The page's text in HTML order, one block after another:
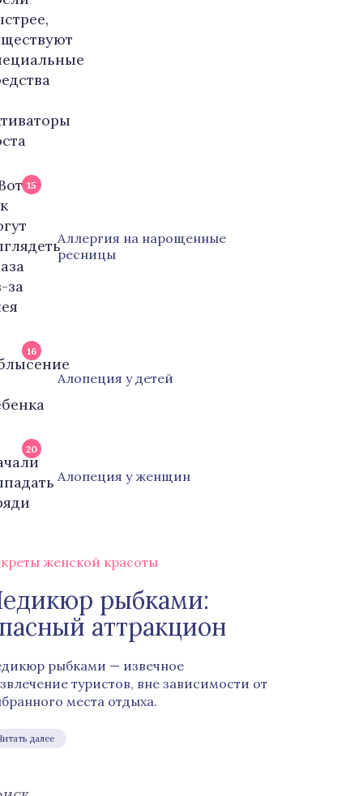
15
Аллергия на нарощенные
ресницы
16
Алопеция у детей
20
Алопеция у женщин
женской красоты
рыбками:
аттракцион
рыбками — извечное
туристов, вне зависимости от
места отдыха.
далее